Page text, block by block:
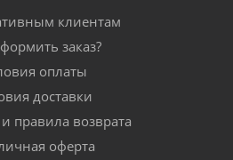
клиентам
заказ?
оплаты
доставки
правила возврата
оферта